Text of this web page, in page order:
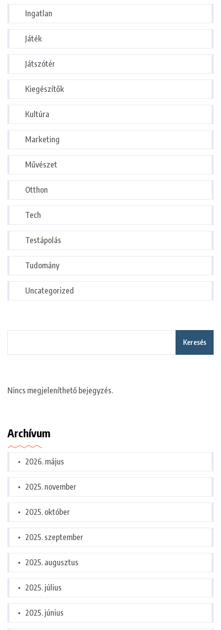
Ingatlan
Játék
Játszótér
Kiegészítők
Kultúra
Marketing
Művészet
Otthon
Tech
Testápolás
Tudomány
Uncategorized
Keresés
Nincs megjeleníthető bejegyzés.
Archívum
2026. május
2025. november
2025. október
2025. szeptember
2025. augusztus
2025. július
2025. június